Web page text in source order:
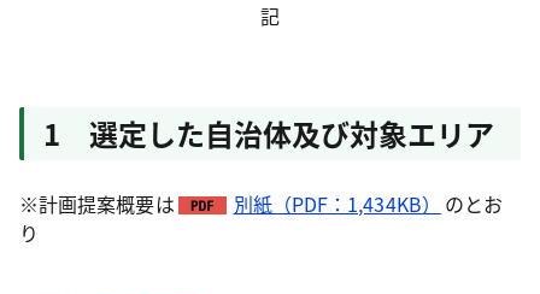
記
1 選定した自治体及び対象エリア
※計画提案概要は 別紙（PDF：1,434KB）
のとお
り